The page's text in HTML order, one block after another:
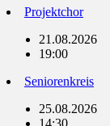
Projektchor
21.08.2026
19:00
Seniorenkreis
25.08.2026
14:30